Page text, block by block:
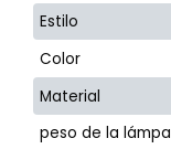
Estilo
Color
Material
peso de la